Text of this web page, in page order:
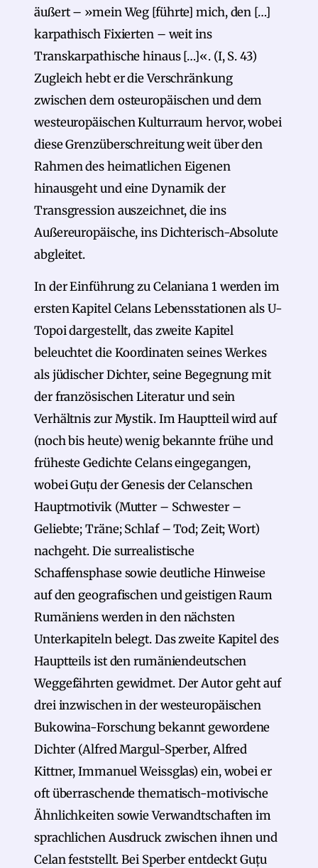
äußert – »mein Weg [führte] mich, den […]
karpathisch Fixierten – weit ins
Transkarpathische hinaus […]«. (I, S. 43)
Zugleich hebt er die Verschränkung
zwischen dem osteuropäischen und dem
westeuropäischen Kulturraum hervor, wobei
diese Grenzüberschreitung weit über den
Rahmen des heimatlichen Eigenen
hinausgeht und eine Dynamik der
Transgression auszeichnet, die ins
Außereuropäische, ins Dichterisch-Absolute
abgleitet.
In der Einführung zu Celaniana 1 werden im
ersten Kapitel Celans Lebensstationen als U-
Topoi dargestellt, das zweite Kapitel
beleuchtet die Koordinaten seines Werkes
als jüdischer Dichter, seine Begegnung mit
der französischen Literatur und sein
Verhältnis zur Mystik. Im Hauptteil wird auf
(noch bis heute) wenig bekannte frühe und
früheste Gedichte Celans eingegangen,
wobei Guțu der Genesis der Celanschen
Hauptmotivik (Mutter – Schwester –
Geliebte; Träne; Schlaf – Tod; Zeit; Wort)
nachgeht. Die surrealistische
Schaffensphase sowie deutliche Hinweise
auf den geografischen und geistigen Raum
Rumäniens werden in den nächsten
Unterkapiteln belegt. Das zweite Kapitel des
Hauptteils ist den rumäniendeutschen
Weggefährten gewidmet. Der Autor geht auf
drei inzwischen in der westeuropäischen
Bukowina-Forschung bekannt gewordene
Dichter (Alfred Margul-Sperber, Alfred
Kittner, Immanuel Weissglas) ein, wobei er
oft überraschende thematisch-motivische
Ähnlichkeiten sowie Verwandtschaften im
sprachlichen Ausdruck zwischen ihnen und
Celan feststellt. Bei Sperber entdeckt Guțu